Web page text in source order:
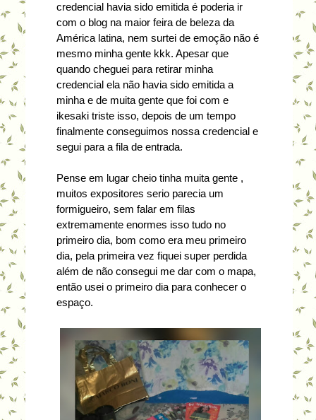
credencial havia sido emitida é poderia ir
com o blog na maior feira de beleza da
América latina, nem surtei de emoção não é
mesmo minha gente kkk. Apesar que
quando cheguei para retirar minha
credencial ela não havia sido emitida a
minha e de muita gente que foi com e
ikesaki triste isso, depois de um tempo
finalmente conseguimos nossa credencial e
segui para a fila de entrada.
Pense em lugar cheio tinha muita gente ,
muitos expositores serio parecia um
formigueiro, sem falar em filas
extremamente enormes isso tudo no
primeiro dia, bom como era meu primeiro
dia, pela primeira vez fiquei super perdida
além de não consegui me dar com o mapa,
então usei o primeiro dia para conhecer o
espaço.